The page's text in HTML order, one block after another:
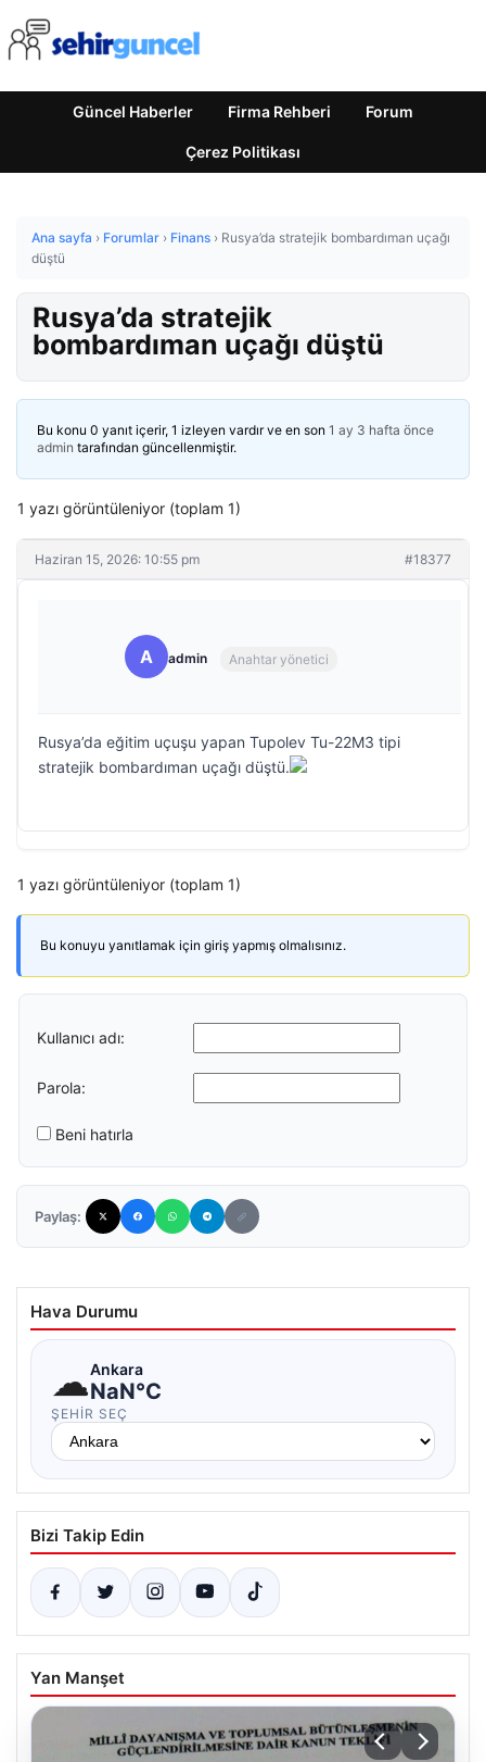
Güncel Haberler Firma Rehberi Forum
Çerez Politikası
Ana sayfa › Forumlar › Finans › Rusya’da stratejik bombardıman uçağı
düştü
Rusya’da stratejik
bombardıman uçağı düştü
Bu konu 0 yanıt içerir, 1 izleyen vardır ve en son 1 ay 3 hafta önce
admin tarafından güncellenmiştir.
1 yazı görüntüleniyor (toplam 1)
Haziran 15, 2026: 10:55 pm #18377
A admin Anahtar yönetici
Rusya’da eğitim uçuşu yapan Tupolev Tu-22M3 tipi
stratejik bombardıman uçağı düştü.
1 yazı görüntüleniyor (toplam 1)
Bu konuyu yanıtlamak için giriş yapmış olmalısınız.
Kullanıcı adı:
Parola:
Beni hatırla
Paylaş:
Hava Durumu
☁Ankara
NaN°C
ŞEHIR SEÇ
Bizi Takip Edin
Yan Manşet